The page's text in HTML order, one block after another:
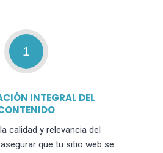
1
INTEGRAL DEL
calidad y relevancia del
que tu sitio web se